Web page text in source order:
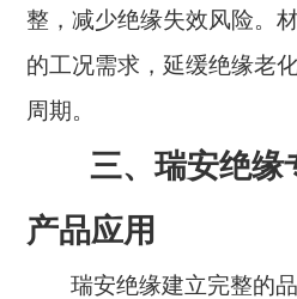
整，减少绝缘失效风险。
的工况需求，延缓绝缘老
周期。
三、瑞安绝缘
产品应用
瑞安绝缘建立完整的